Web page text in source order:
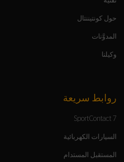
حول كونتيننتال
المدوَّنات
وكيلنا
روابط سريعة
SportContact 7
السيارات الكهربائية
المستقبل المستدام